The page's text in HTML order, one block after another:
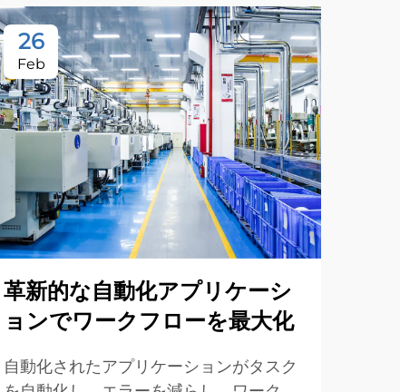
26
Feb
革新的な自動化アプリケーシ
ョンでワークフローを最大化
自動化されたアプリケーションがタスク